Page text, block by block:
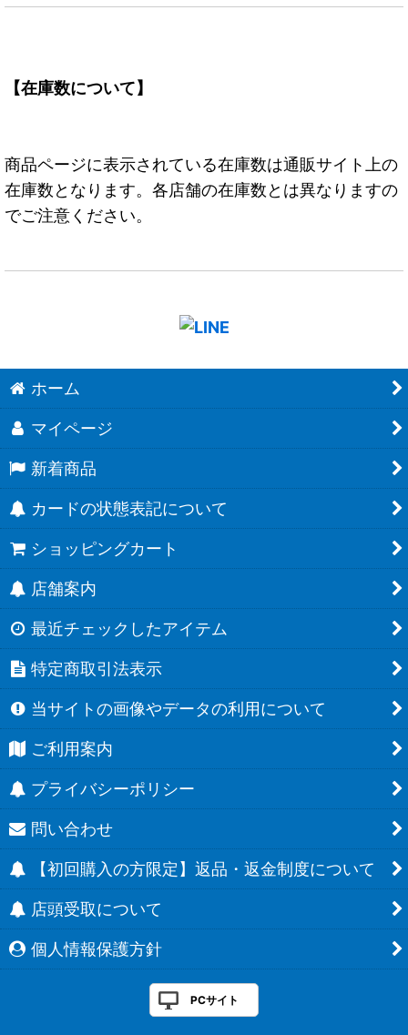
【在庫数について】
商品ページに表示されている在庫数は通販サイト上の
在庫数となります。各店舗の在庫数とは異なりますの
でご注意ください。
ホーム
マイページ
新着商品
カードの状態表記について
ショッピングカート
店舗案内
最近チェックしたアイテム
特定商取引法表示
当サイトの画像やデータの利用について
ご利用案内
プライバシーポリシー
問い合わせ
【初回購入の方限定】返品・返金制度について
店頭受取について
個人情報保護方針
PCサイト